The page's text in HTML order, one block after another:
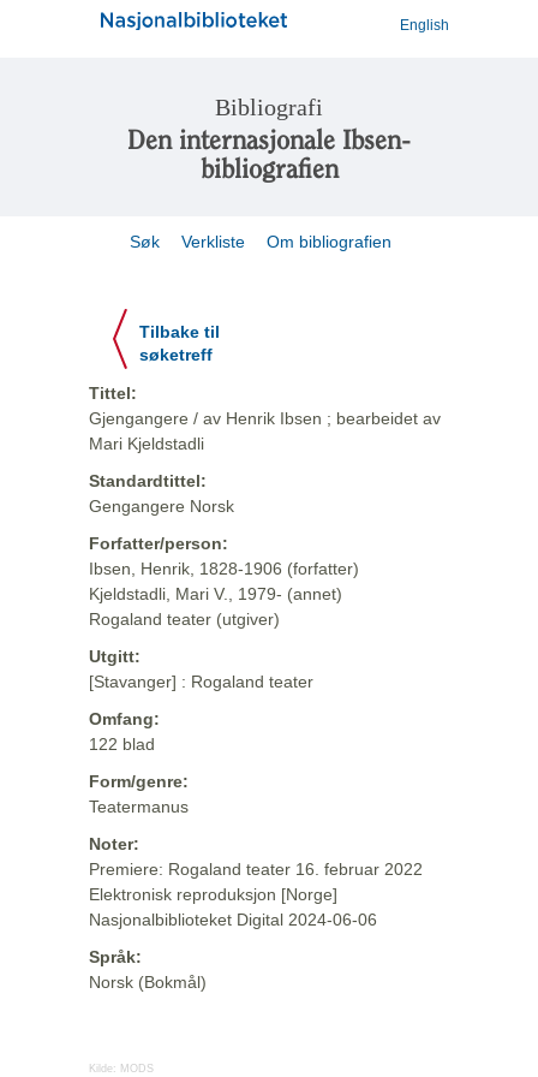
English
Bibliografi
Den internasjonale Ibsen-
bibliografien
Søk Verkliste Om bibliografien
Tilbake til
søketreff
Tittel:
Gjengangere / av Henrik Ibsen ; bearbeidet av
Mari Kjeldstadli
Standardtittel:
Gengangere Norsk
Forfatter/person:
Ibsen, Henrik, 1828-1906 (forfatter)
Kjeldstadli, Mari V., 1979- (annet)
Rogaland teater (utgiver)
Utgitt:
[Stavanger] : Rogaland teater
Omfang:
122 blad
Form/genre:
Teatermanus
Noter:
Premiere: Rogaland teater 16. februar 2022
Elektronisk reproduksjon [Norge]
Nasjonalbiblioteket Digital 2024-06-06
Språk:
Norsk (Bokmål)
Kilde: MODS